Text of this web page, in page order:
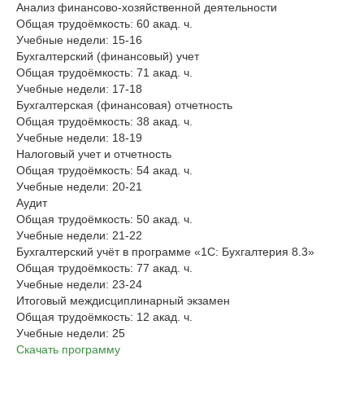
Анализ финансово-хозяйственной деятельности
Общая трудоёмкость: 60 акад. ч.
Учебные недели: 15-16
Бухгалтерский (финансовый) учет
Общая трудоёмкость: 71 акад. ч.
Учебные недели: 17-18
Бухгалтерская (финансовая) отчетность
Общая трудоёмкость: 38 акад. ч.
Учебные недели: 18-19
Налоговый учет и отчетность
Общая трудоёмкость: 54 акад. ч.
Учебные недели: 20-21
Аудит
Общая трудоёмкость: 50 акад. ч.
Учебные недели: 21-22
Бухгалтерский учёт в программе «1С: Бухгалтерия 8.3»
Общая трудоёмкость: 77 акад. ч.
Учебные недели: 23-24
Итоговый междисциплинарный экзамен
Общая трудоёмкость: 12 акад. ч.
Учебные недели: 25
Скачать программу